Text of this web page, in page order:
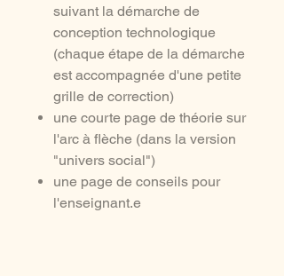
suivant la démarche de
conception technologique
(chaque étape de la démarche
est accompagnée d'une petite
grille de correction)
une courte page de théorie sur
l'arc à flèche (dans la version
"univers social")
une page de conseils pour
l'enseignant.e